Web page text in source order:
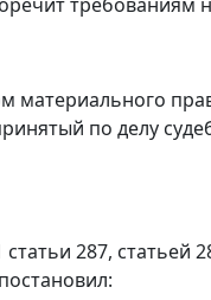
материального
по делу
статьи 287, статьей